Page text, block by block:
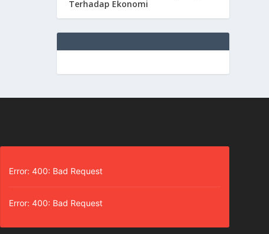
Terhadap Ekonomi
Error: 400: Bad Request
Error: 400: Bad Request